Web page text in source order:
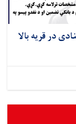
در قریه بالا